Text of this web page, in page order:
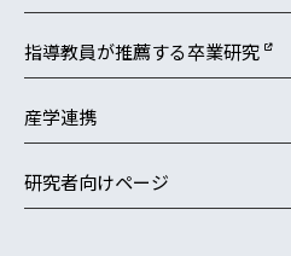
指導教員が推薦する卒業研究
産学連携
研究者向けページ